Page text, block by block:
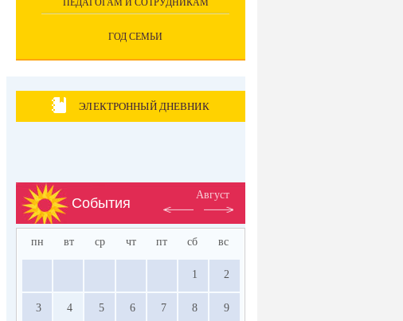
ПЕДАГОГАМ И СОТРУДНИКАМ
ГОД СЕМЬИ
ЭЛЕКТРОННЫЙ ДНЕВНИК
События
Август
пн вт ср чт пт сб вс
1 2
3 4 5 6 7 8 9